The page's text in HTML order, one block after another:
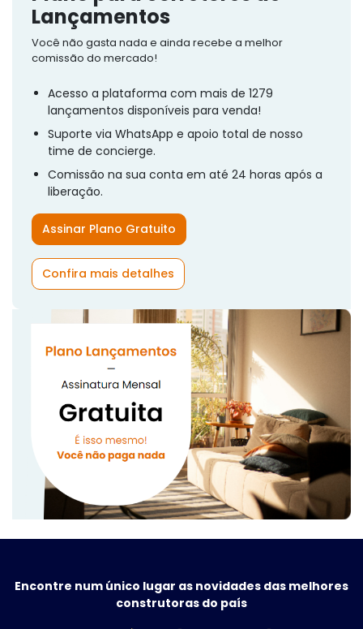
Lançamentos
Você não gasta nada e ainda recebe a melhor
comissão do mercado!
Acesso a plataforma com mais de 1279
lançamentos disponíveis para venda!
Suporte via WhatsApp e apoio total de nosso
time de concierge.
Comissão na sua conta em até 24 horas após a
liberação.
Assinar Plano Gratuito
Confira mais detalhes
Encontre num único lugar as novidades das melhores
construtoras do país